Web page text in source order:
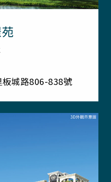
城路806-838號